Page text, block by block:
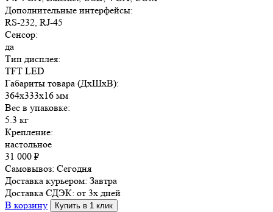
Дополнительные интерфейсы:
RS-232, RJ-45
Сенсор:
да
Тип дисплея:
TFT LED
Габариты товара (ДxШxВ):
364x333x16 мм
Вес в упаковке:
5.3 кг
Крепление:
настольное
31 000 ₽
Самовывоз: Сегодня
Доставка курьером: Завтра
Доставка СДЭК: от 3х дней
В корзину
Купить в 1 клик